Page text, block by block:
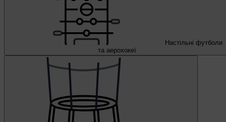
Настільні футболи
та аерохокеї